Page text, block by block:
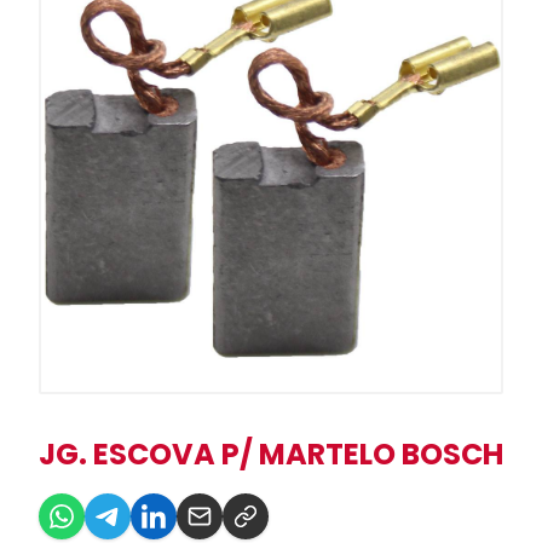
JG. ESCOVA P/ MARTELO BOSCH